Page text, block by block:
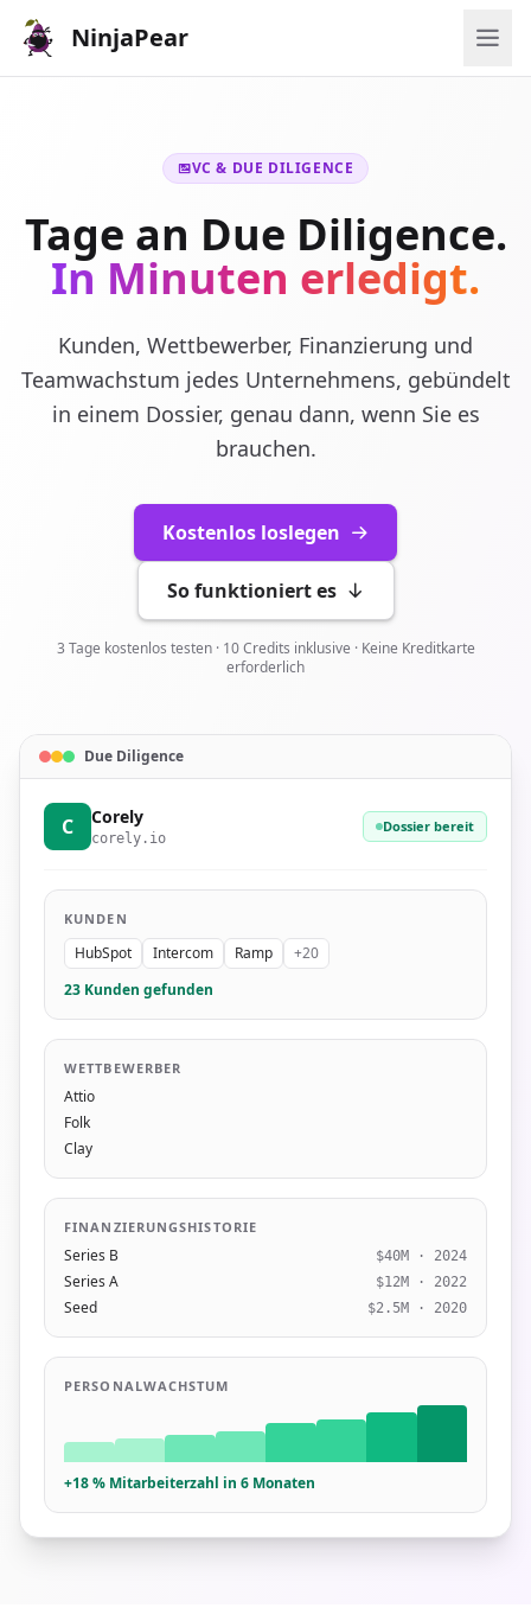
NinjaPear
VC & DUE DILIGENCE
Tage an Due Diligence.
In Minuten erledigt.
Kunden, Wettbewerber, Finanzierung und
Teamwachstum jedes Unternehmens, gebündelt
in einem Dossier, genau dann, wenn Sie es
brauchen.
Kostenlos loslegen
So funktioniert es
3 Tage kostenlos testen · 10 Credits inklusive · Keine Kreditkarte
erforderlich
Due Diligence
C Corely
corely.io
Dossier bereit
KUNDEN
HubSpot Intercom Ramp
+20
23 Kunden gefunden
WETTBEWERBER
Attio
Folk
Clay
FINANZIERUNGSHISTORIE
Series B $40M · 2024
Series A $12M · 2022
Seed $2.5M · 2020
PERSONALWACHSTUM
+18 % Mitarbeiterzahl in 6 Monaten